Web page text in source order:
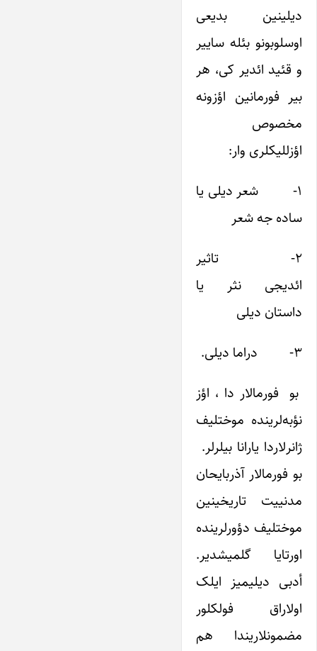
دیلینین بدیعی
اوسلوبونو بئله ساییر
و قئید ائدیر کی، هر
بیر فورمانین اؤزونه
مخصوص
اؤزللیکلری وار:
۱- شعر دیلی یا
ساده جه شعر
۲- تاثیر
ائدیجی نثر یا
داستان دیلی
۳- دراما دیلی.
بو فورمالار دا ، اؤز
نؤبه‌لرینده موختلیف
ژانرلاردا یارانا بیلرلر.
بو فورمالار آذربایحان
مدنییت تاریخینین
موختلیف دؤورلرینده
اورتایا گلمیشدیر.
أدبی دیلیمیز ایلک
اولاراق فولکلور
مضمونلاریندا هم